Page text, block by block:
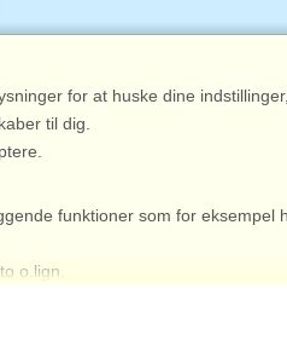
for at huske dine
til dig.
funktioner som for eksempel
o.lign.